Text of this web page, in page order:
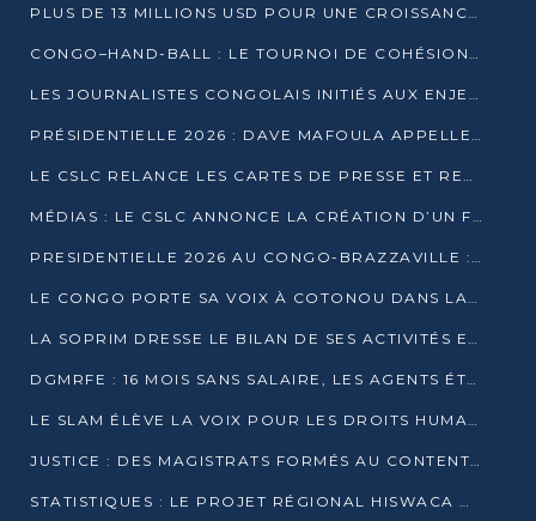
PLUS DE 13 MILLIONS USD POUR UNE CROISSANCE VERTE ET SOUVERAINE
CONGO–HAND-BALL : LE TOURNOI DE COHÉSION ET DE FRATERNITÉ ALLUME SES LAMPIONS À BRAZZAVILLE
LES JOURNALISTES CONGOLAIS INITIÉS AUX ENJEUX DE L’ÉCONOMIE BLEUE
PRÉSIDENTIELLE 2026 : DAVE MAFOULA APPELLE LES CONGOLAIS À UN « NOUVEAU DÉPART »
LE CSLC RELANCE LES CARTES DE PRESSE ET RECONNAÎT OFFICIELLEMENT LES MÉDIAS EN LIGNE
MÉDIAS : LE CSLC ANNONCE LA CRÉATION D’UN FONDS D’APPUI À LA PRESSE
PRESIDENTIELLE 2026 AU CONGO-BRAZZAVILLE : UN CASTING ÉLARGI
LE CONGO PORTE SA VOIX À COTONOU DANS LA LUTTE CONTRE LA TUBERCULOSE
LA SOPRIM DRESSE LE BILAN DE SES ACTIVITÉS ET FIXE DE NOUVELLES PRIORITÉS
DGMRFE : 16 MOIS SANS SALAIRE, LES AGENTS ÉTOUFFENT DANS LE SILENCE
LE SLAM ÉLÈVE LA VOIX POUR LES DROITS HUMAINS À BRAZZAVILLE
JUSTICE : DES MAGISTRATS FORMÉS AU CONTENTIEUX DE LA PROPRIÉTÉ INTELLECTUELLE
STATISTIQUES : LE PROJET RÉGIONAL HISWACA OFFICIELLEMENT LANCÉ AU CONGO